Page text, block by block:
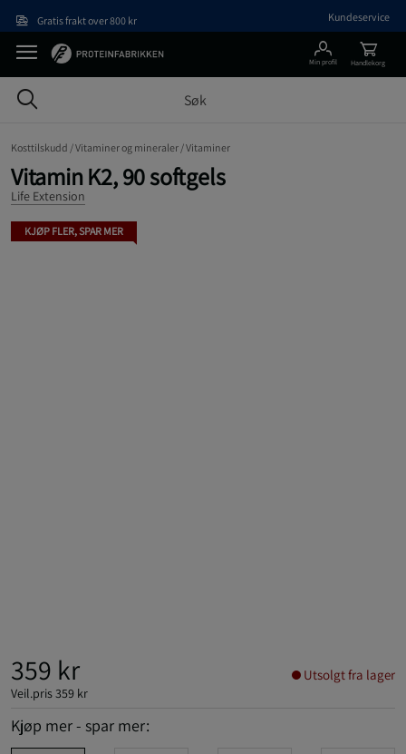
Gratis frakt over 800 kr Kundeservice
Min profil Handlekorg
Kosttilskudd /Vitaminer og mineraler /Vitaminer
Vitamin K2, 90 softgels
Life Extension
KJØP FLER, SPAR MER
359 kr
Veil.pris359 kr
Utsolgt fra lager
Kjøp mer - spar mer: